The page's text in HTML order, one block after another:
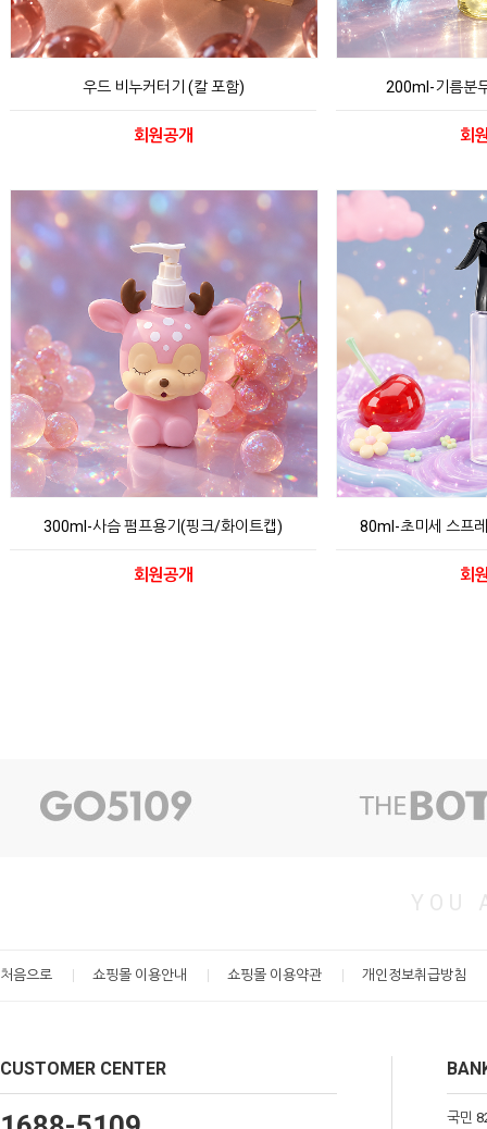
우드 비누커터기 (칼 포함)
회원공개
200ml-기름분
회
300ml-사슴 펌프용기(핑크/화이트캡)
회원공개
80ml-초미세 스프
회
YOU
처음으로 쇼핑몰 이용안내 쇼핑몰 이용약관 개인정보취급방침
CUSTOMER CENTER
국민